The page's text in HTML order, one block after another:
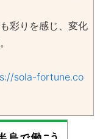
彩りを感じ、変化
sola-fortune.co